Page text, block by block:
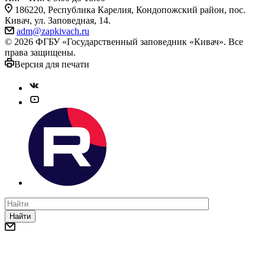
186220, Республика Карелия, Кондопожский район, пос.
Кивач, ул. Заповедная, 14.
adm@zapkivach.ru
© 2026 ФГБУ «Государственный заповедник «Кивач». Все
права защищены.
Версия для печати
Найти